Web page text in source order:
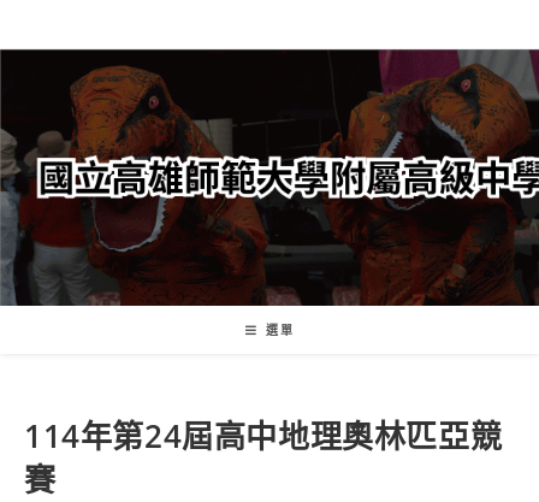
轉
要
內
容
選單
114年第24屆高中地理奧林匹亞競
賽